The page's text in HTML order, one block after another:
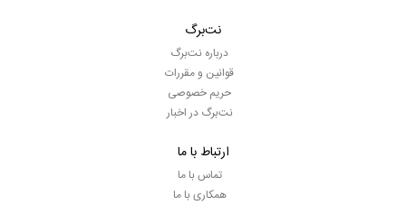
نت‌برگ
درباره نت‌برگ
قوانین و مقررات
حریم خصوصی
نت‌برگ در اخبار
ارتباط با ما
تماس با ما
همکاری با ما